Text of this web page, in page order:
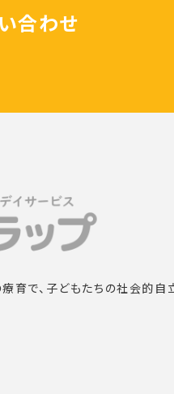
合わせ
育で、子どもたちの社会的